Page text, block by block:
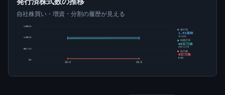
自社株買い・増資・分割の履歴が見える
0株
50百万株
1.00億株
1.50億株
25/3 26/3
発行済
1.01億株
株式総数
純発行済
95百万株
総数-自己株
自己株
6百万株
5.91%